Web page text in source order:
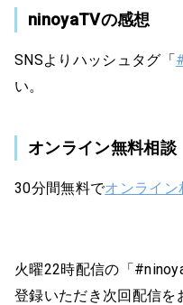
ninoyaTVの感想
SNSよりハッシュタグ「
い。
オンライン無料相談
30分間無料でオンライン
火曜22時配信の「
登録いただき次回配信を